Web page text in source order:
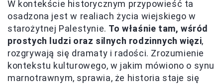
W kontekście historycznym przypowieść ta
osadzona jest w realiach życia wiejskiego w
starożytnej Palestynie. To właśnie tam, wśród
prostych ludzi oraz silnych rodzinnych więzi,
rozgrywają się dramaty i radości. Zrozumienie
kontekstu kulturowego, w jakim mówiono o synu
marnotrawnym, sprawia, że historia staje się